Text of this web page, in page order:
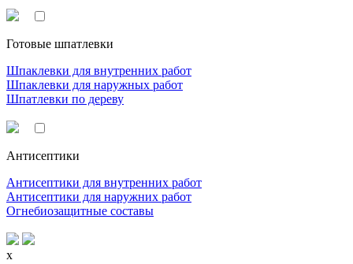
Готовые шпатлевки
Шпаклевки для внутренних работ
Шпаклевки для наружных работ
Шпатлевки по дереву
Антисептики
Антисептики для внутренних работ
Антисептики для наружних работ
Огнебиозащитные составы
x